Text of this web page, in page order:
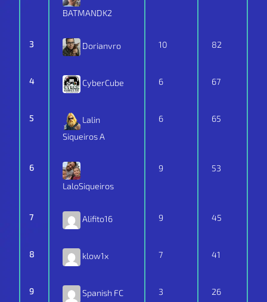
BATMANDK2
3 Dorianvro 10 82
4 CyberCube 6 67
5
Lalin
Siqueiros A
6 65
6
LaloSiqueiros
9 53
7 Alifito16 9 45
8 klow1x 7 41
9 Spanish FC 3 26